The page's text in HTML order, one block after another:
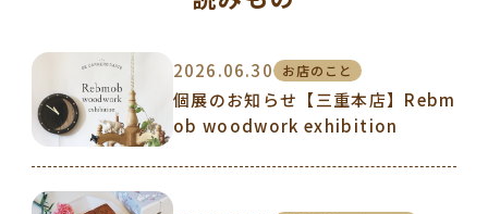
2026.06.30 お店のこと
個展のお知らせ【三重本店】Rebm
ob woodwork exhibition